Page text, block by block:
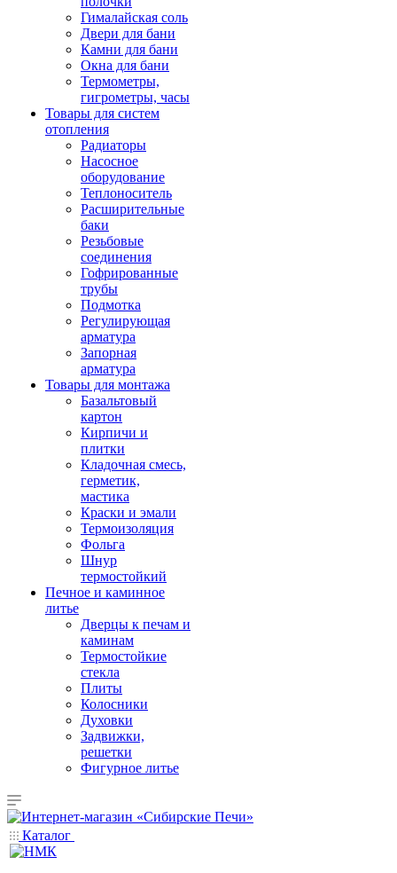
Гималайская соль
Двери для бани
Камни для бани
Окна для бани
Термометры,
гигрометры, часы
Товары для систем
отопления
Радиаторы
Насосное
оборудование
Теплоноситель
Расширительные
баки
Резьбовые
соединения
Гофрированные
трубы
Подмотка
Регулирующая
арматура
Запорная
арматура
Товары для монтажа
Базальтовый
картон
Кирпичи и
плитки
Кладочная смесь,
герметик,
мастика
Краски и эмали
Термоизоляция
Фольга
Шнур
термостойкий
Печное и каминное
литье
Дверцы к печам и
каминам
Термостойкие
стекла
Плиты
Колосники
Духовки
Задвижки,
решетки
Фигурное литье
Каталог